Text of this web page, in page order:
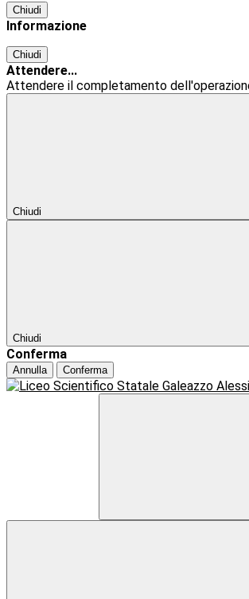
Chiudi
Informazione
Chiudi
Attendere...
Attendere il completamento
Chiudi
Chiudi
Conferma
Annulla Conferma